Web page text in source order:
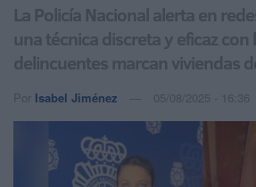
La Policía Nacional alerta en
una técnica discreta y eficaz con
delincuentes marcan viviendas
Por Isabel Jiménez 05/08/2025 - 16:36